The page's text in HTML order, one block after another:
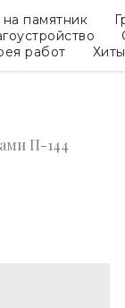
памятник
работ
П-144